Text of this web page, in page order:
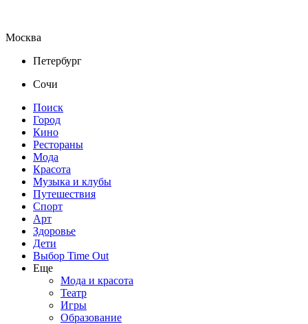
Москва
Петербург
Сочи
Поиск
Город
Кино
Рестораны
Мода
Красота
Музыка и клубы
Путешествия
Спорт
Арт
Здоровье
Дети
Выбор Time Out
Еще
Мода и красота
Театр
Игры
Образование